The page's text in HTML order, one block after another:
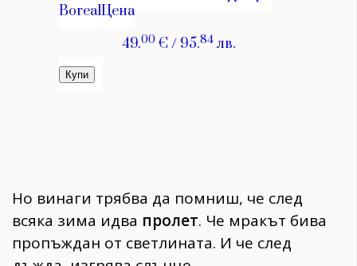
Но винаги трябва да помниш, че след
всяка зима идва пролет. Че мракът бива
пропъждан от светлината. И че след